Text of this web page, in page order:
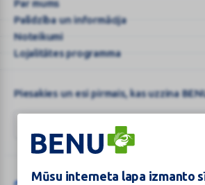
Mūsu interneta lapa izmanto
klikšķa
attālumā!
Par mums
Palīdzība un informācija
Noteikumi
Lojalitātes programma
Piesakies un esi pirmais, kas uzzina
Šo vietni aizsargā „reCAPTCHA“, un uz to